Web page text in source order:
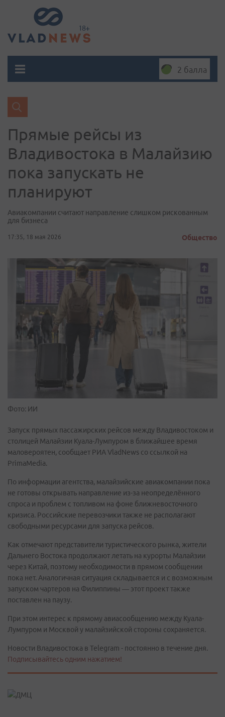
2 балла
Прямые рейсы из
Владивостока в Малайзию
пока запускать не
планируют
Авиакомпании считают направление слишком рискованным
для бизнеса
17:35, 18 мая 2026 Общество
Фото: ИИ
Запуск прямых пассажирских рейсов между Владивостоком и
столицей Малайзии Куала-Лумпуром в ближайшее время
маловероятен, сообщает РИА VladNews со ссылкой на
PrimaMedia.
По информации агентства, малайзийские авиакомпании пока
не готовы открывать направление из-за неопределённого
спроса и проблем с топливом на фоне ближневосточного
кризиса. Российские перевозчики также не располагают
свободными ресурсами для запуска рейсов.
Как отмечают представители туристического рынка, жители
Дальнего Востока продолжают летать на курорты Малайзии
через Китай, поэтому необходимости в прямом сообщении
пока нет. Аналогичная ситуация складывается и с возможным
запуском чартеров на Филиппины — этот проект также
поставлен на паузу.
При этом интерес к прямому авиасообщению между Куала-
Лумпуром и Москвой у малайзийской стороны сохраняется.
Новости Владивостока в Telegram - постоянно в течение дня.
Подписывайтесь одним нажатием!